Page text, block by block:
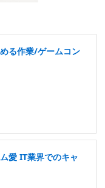
る作業/ゲームコン
愛 IT業界でのキャ